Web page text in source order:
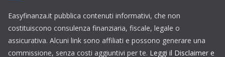
Easyfinanza.it pubblica contenuti informativi, che non
costituiscono consulenza finanziaria, fiscale, legale o
assicurativa. Alcuni link sono affiliati e possono generare una
commissione, senza costi aggiuntivi per te. Leggi il Disclaimer e